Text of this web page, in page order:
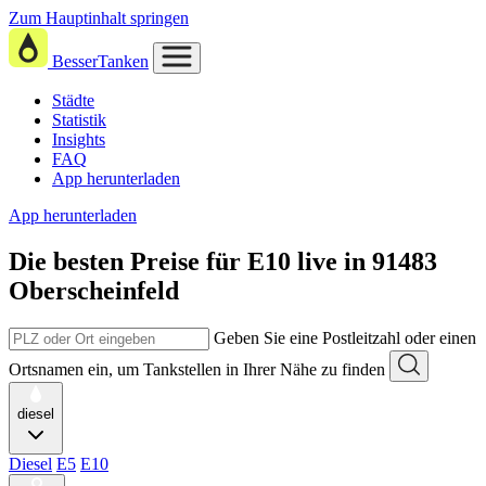
Zum Hauptinhalt springen
BesserTanken
Städte
Statistik
Insights
FAQ
App herunterladen
App herunterladen
Die besten Preise für E10 live in 91483
Oberscheinfeld
Geben Sie eine Postleitzahl oder einen
Ortsnamen ein, um Tankstellen in Ihrer Nähe zu finden
diesel
Diesel E5 E10